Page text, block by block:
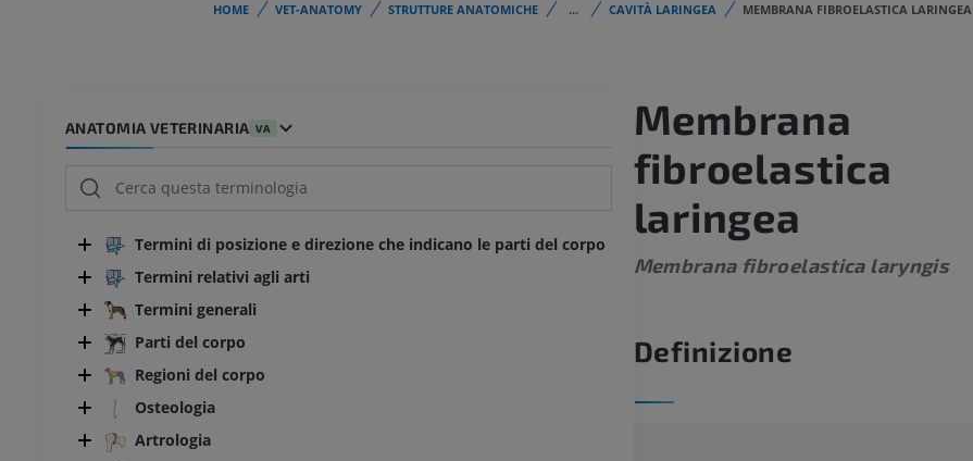
HOME VET-ANATOMY STRUTTURE ANATOMICHE ... CAVITÀ LARINGEA MEMBRANA FIBROELASTICA LARINGEA
ANATOMIA VETERINARIA VA
Termini di posizione e direzione che indicano le parti del corpo
Termini relativi agli arti
Termini generali
Parti del corpo
Regioni del corpo
Osteologia
Artrologia
Membrana
fibroelastica
laringea
Membrana fibroelastica laryngis
Definizione